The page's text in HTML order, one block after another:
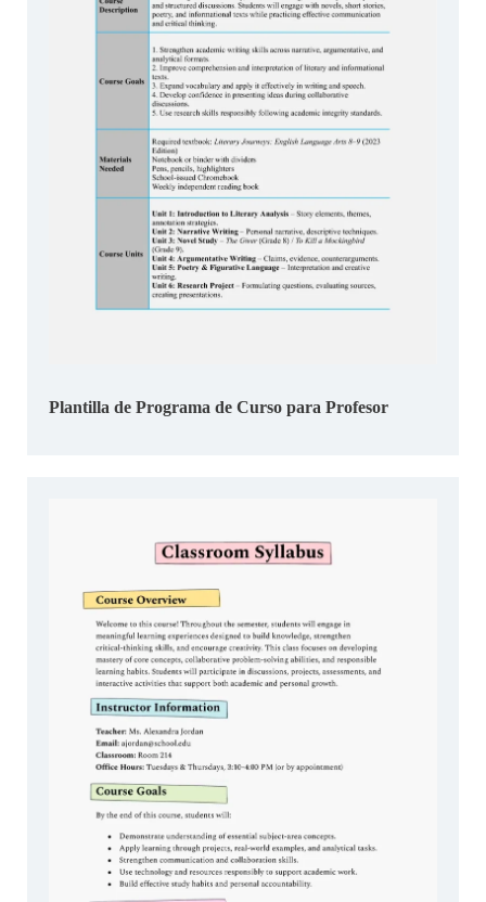
Plantilla de Programa de Curso para Profesor